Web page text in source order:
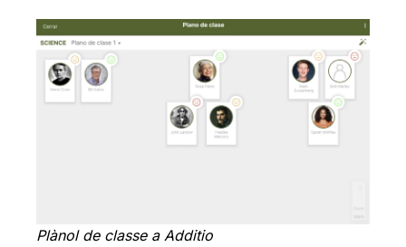
Plànol de classe a Additio